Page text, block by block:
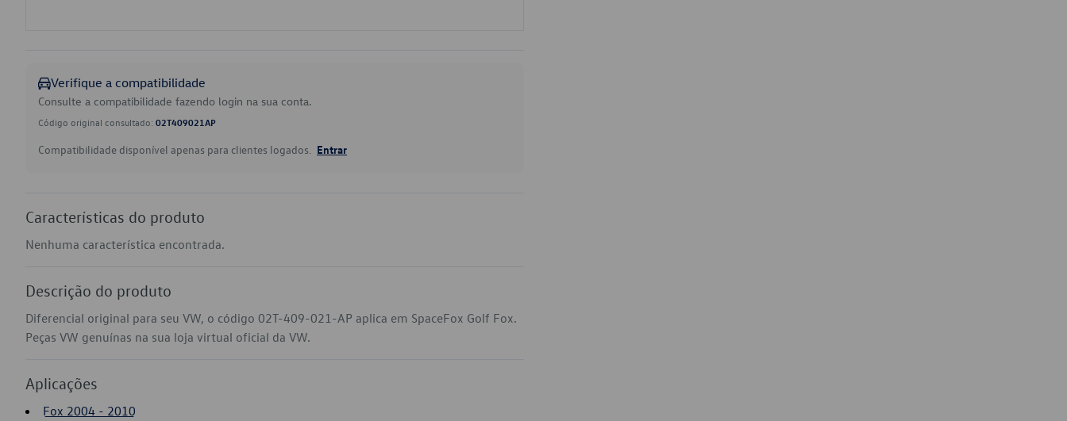
Verifique a compatibilidade
Consulte a compatibilidade fazendo login na sua conta.
Código original consultado: 02T409021AP
Compatibilidade disponível apenas para clientes logados. Entrar
Características do produto
Nenhuma característica encontrada.
Descrição do produto
Diferencial original para seu VW, o código 02T-409-021-AP aplica em SpaceFox Golf Fox.
Peças VW genuínas na sua loja virtual oficial da VW.
Aplicações
Fox 2004 - 2010